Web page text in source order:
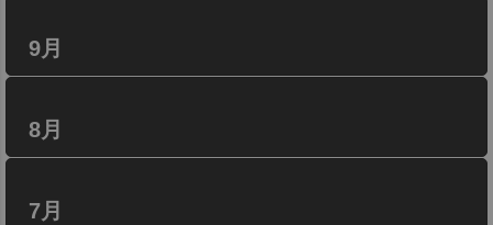
9月
8月
7月